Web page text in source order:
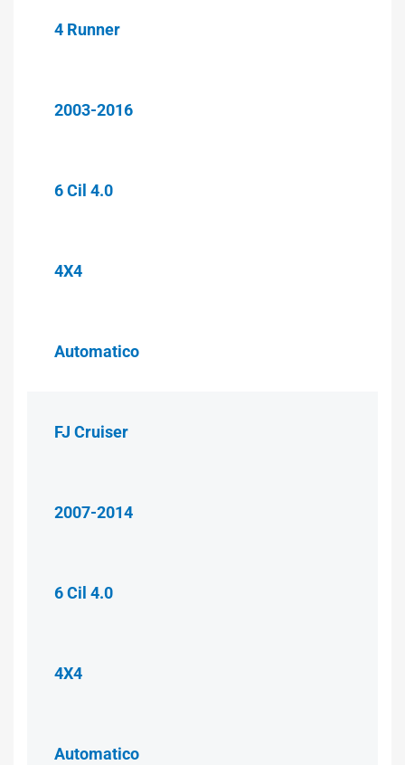
4 Runner
2003-2016
6 Cil 4.0
4X4
Automatico
FJ Cruiser
2007-2014
6 Cil 4.0
4X4
Automatico